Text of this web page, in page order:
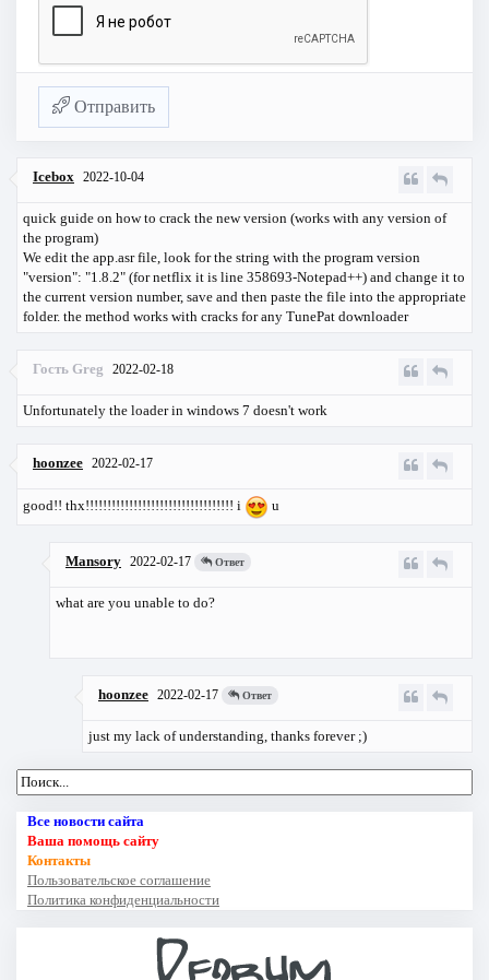
Отправить
Icebox 2022-10-04
quick guide on how to crack the new version (works with any version of
the program)
We edit the app.asr file, look for the string with the program version
"version": "1.8.2" (for netflix it is line 358693-Notepad++) and change it to
the current version number, save and then paste the file into the appropriate
folder. the method works with cracks for any TunePat downloader
Гость Greg 2022-02-18
Unfortunately the loader in windows 7 doesn't work
hoonzee 2022-02-17
good!! thx!!!!!!!!!!!!!!!!!!!!!!!!!!!!!!!!!! i u
Mansory 2022-02-17 Ответ
what are you unable to do?
hoonzee 2022-02-17 Ответ
just my lack of understanding, thanks forever ;)
Все новости сайта
Ваша помощь сайту
Контакты
Пользовательское соглашение
Политика конфиденциальности